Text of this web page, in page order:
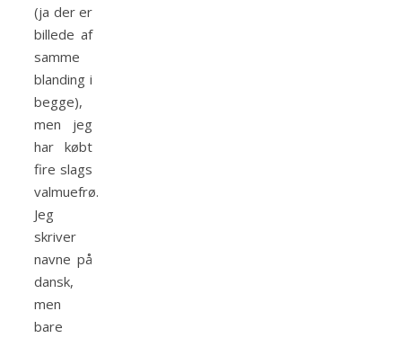
(ja der er
billede af
samme
blanding i
begge),
men jeg
har købt
fire slags
valmuefrø.
Jeg
skriver
navne på
dansk,
men
bare